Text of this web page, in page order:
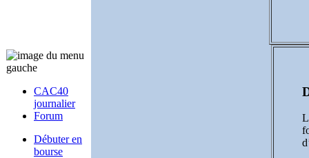
CAC40
journalier
Forum
Débuter en
bourse